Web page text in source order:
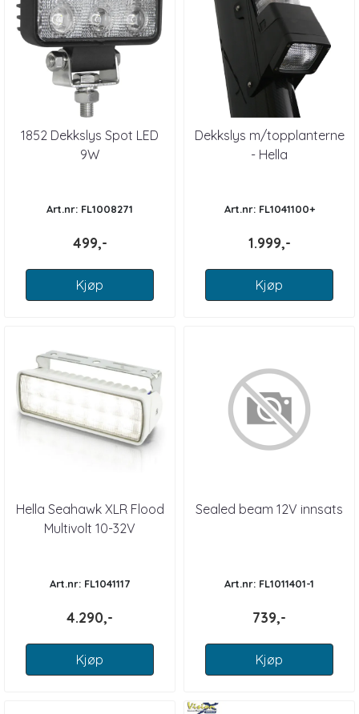
1852 Dekkslys Spot LED
9W
Art.nr: FL1008271
499,-
Kjøp
Dekkslys m/topplanterne
- Hella
Art.nr: FL1041100+
1.999,-
Kjøp
Hella Seahawk XLR Flood
Multivolt 10-32V
Art.nr: FL1041117
4.290,-
Kjøp
Sealed beam 12V innsats
Art.nr: FL1011401-1
739,-
Kjøp